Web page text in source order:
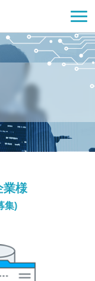
業様
集)